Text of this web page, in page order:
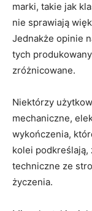
marki, ⁣takie jak
nie sprawiają⁢
Jednakże opinie
tych
zróżnicowane.
Niektórzy
mechaniczne,
wykończenia,
kolei podkreślają,
techniczne ze
życzenia.